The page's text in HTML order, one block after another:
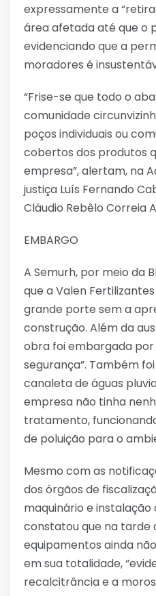
expressamente a
área afetada até que o
evidenciando que a
moradores é
“Frise-se que todo o
comunidade
poços individuais ou
cobertos dos produtos
empresa”, alertam, na
justiça Luís Fernando
Cláudio Rebêlo Correia
EMBARGO
A Semurh, por meio da
que a Valen
grande porte sem a
construção. Além da
obra foi embargada por
segurança”. Também
canaleta de águas
empresa não tinha
tratamento,
de poluição para o
Mesmo com as
dos órgãos de
maquinário e instalação
constatou que na tarde
equipamentos ainda
em sua totalidade,
recalcitrância e a